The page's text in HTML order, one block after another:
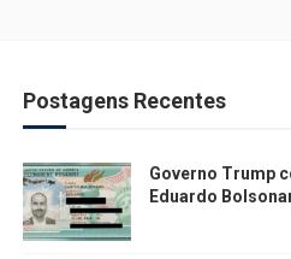
Postagens Recentes
Governo Trump
Eduardo